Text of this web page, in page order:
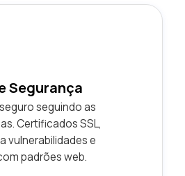
Segurança
seguindo as
Certificados SSL,
vulnerabilidades e
padrões web.